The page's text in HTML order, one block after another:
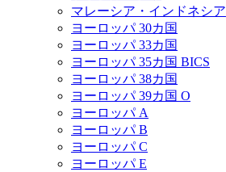
マレーシア・インドネシア
ヨーロッパ 30カ国
ヨーロッパ 33カ国
ヨーロッパ 35カ国 BICS
ヨーロッパ 38カ国
ヨーロッパ 39カ国 O
ヨーロッパ A
ヨーロッパ B
ヨーロッパ C
ヨーロッパ E